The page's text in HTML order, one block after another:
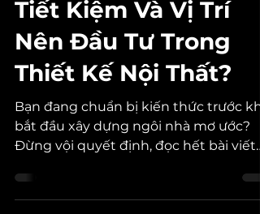
Bạn Có Biết Vị Trí Cần
Tiết Kiệm Và Vị Trí
Nên Đầu Tư Trong
Thiết Kế Nội Thất?
Bạn đang chuẩn bị kiến thức trước khi
Đừng vội quyết định, đọc hết bài viết
này có thể giúp bạn tiết...